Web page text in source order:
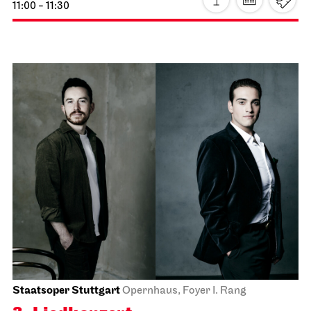
JOiN Foyer Nord
Guten Morgen, Schnee!
14.12.2026
11:00 - 11:30